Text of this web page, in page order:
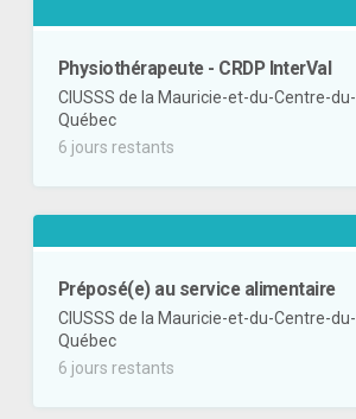
Physiothérapeute - CRDP InterVal
CIUSSS de la Mauricie-et-du-Centre-du-
Québec
6 jours restants
Préposé(e) au service alimentaire
CIUSSS de la Mauricie-et-du-Centre-du-
Québec
6 jours restants